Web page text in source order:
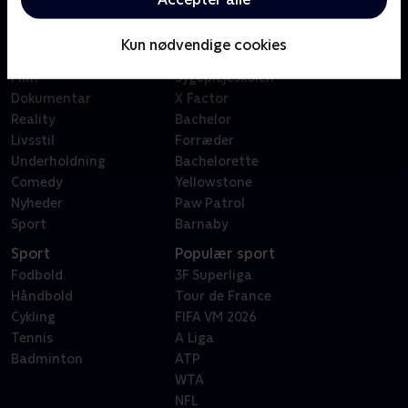
Kun nødvendige cookies
Kategorier
Film
Dokumentar
Reality
Livsstil
Underholdning
Comedy
Nyheder
Sport
Badehotellet
Sygeplejeskolen
X Factor
Bachelor
Forræder
Bachelorette
Yellowstone
Paw Patrol
Barnaby
Sport
Fodbold
Håndbold
Cykling
Tennis
Badminton
Populær sport
3F Superliga
Tour de France
FIFA VM 2026
A Liga
ATP
WTA
NFL